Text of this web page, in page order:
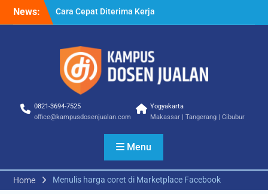
News:
Cara Cepat Diterima Kerja
– Tips Praktis yang Bisa
Cara Biar Dapat Pekerjaan
– Panduan Lengkap untuk
Pencari Kerja
Cara Dapat Pekerjaan –
Memperbesar Peluang
0821-3694-7525
office@kampusdosenjualan.com
Yogyakarta
Makassar | Tangerang | Cibubur
Menu
Home Menulis harga coret di Marketplace Facebook